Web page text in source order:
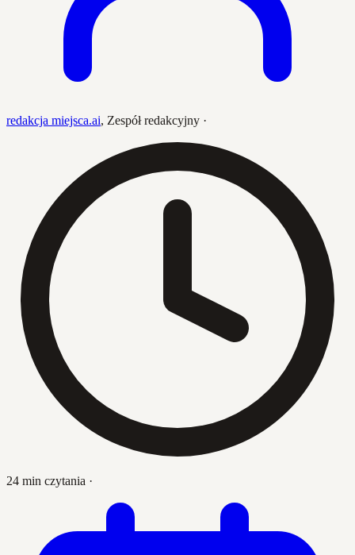
redakcja miejsca.ai, Zespół redakcyjny ·
24 min czytania ·